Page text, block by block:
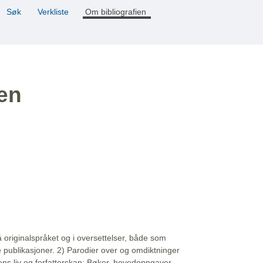
Søk Verkliste Om bibliografien
og i oversettelser, både som
2) Parodier over og omdiktninger